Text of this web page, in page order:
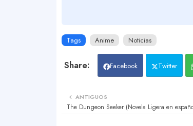
Tags Anime Noticias
Facebook Twitter
ANTIGUOS
The Dungeon Seeker (Novela Ligera en